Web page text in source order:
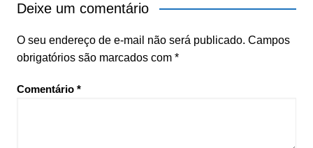
Deixe um comentário
O seu endereço de e-mail não será publicado. Campos
obrigatórios são marcados com *
Comentário *